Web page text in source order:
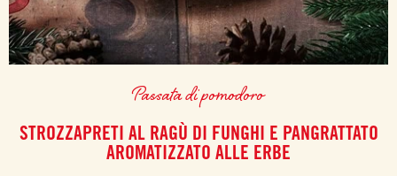
Passata di pomodoro
STROZZAPRETI AL RAGÙ DI FUNGHI E PANGRATTATO
AROMATIZZATO ALLE ERBE